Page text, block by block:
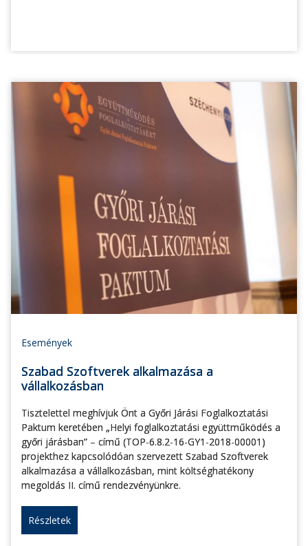
Események
Szabad Szoftverek alkalmazása a
vállalkozásban
Tisztelettel meghívjuk Önt a Győri Járási Foglalkoztatási
Paktum keretében „Helyi foglalkoztatási együttműködés a
győri járásban” – című (TOP-6.8.2-16-GY1-2018-00001)
projekthez kapcsolódóan szervezett Szabad Szoftverek
alkalmazása a vállalkozásban, mint költséghatékony
megoldás II. című rendezvényünkre.
Részletek